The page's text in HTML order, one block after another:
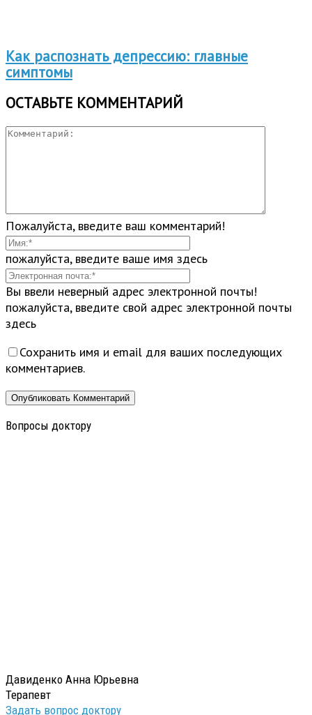
Как распознать депрессию: главные
симптомы
ОСТАВЬТЕ КОММЕНТАРИЙ
Пожалуйста, введите ваш комментарий!
пожалуйста, введите ваше имя здесь
Вы ввели неверный адрес электронной почты!
пожалуйста, введите свой адрес электронной почты
здесь
Сохранить имя и email для ваших последующих
комментариев.
Вопросы доктору
Давиденко Анна Юрьевна
Терапевт
Задать вопрос доктору